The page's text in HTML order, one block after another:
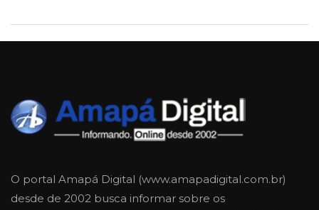
O portal Amapá Digital (www.amapadigital.com.br)
desde de 2002 busca informar sobre os